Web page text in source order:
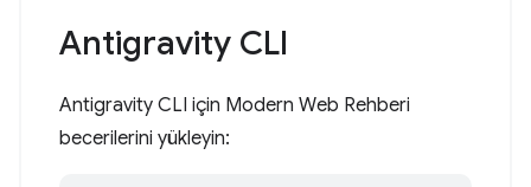
Antigravity CLI
Antigravity CLI için Modern Web Rehberi
becerilerini yükleyin: